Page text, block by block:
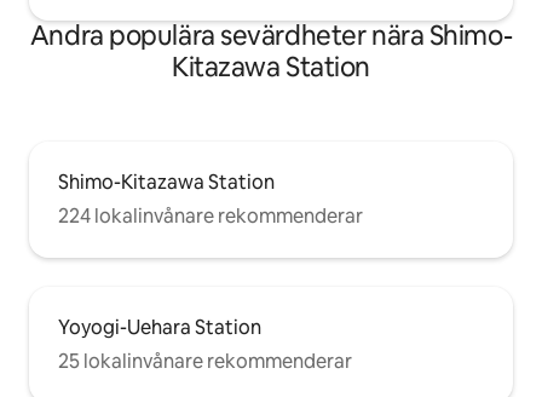
adress, yrke, nationalitet ・Passfoto (för
japanska medborgare, vänligen
tillhandahåll en kopia av ditt ID-kort)
Andra populära sevärdheter nära Shimo-
Kitazawa Station
Shimo-Kitazawa Station
224 lokalinvånare rekommenderar
Yoyogi-Uehara Station
25 lokalinvånare rekommenderar